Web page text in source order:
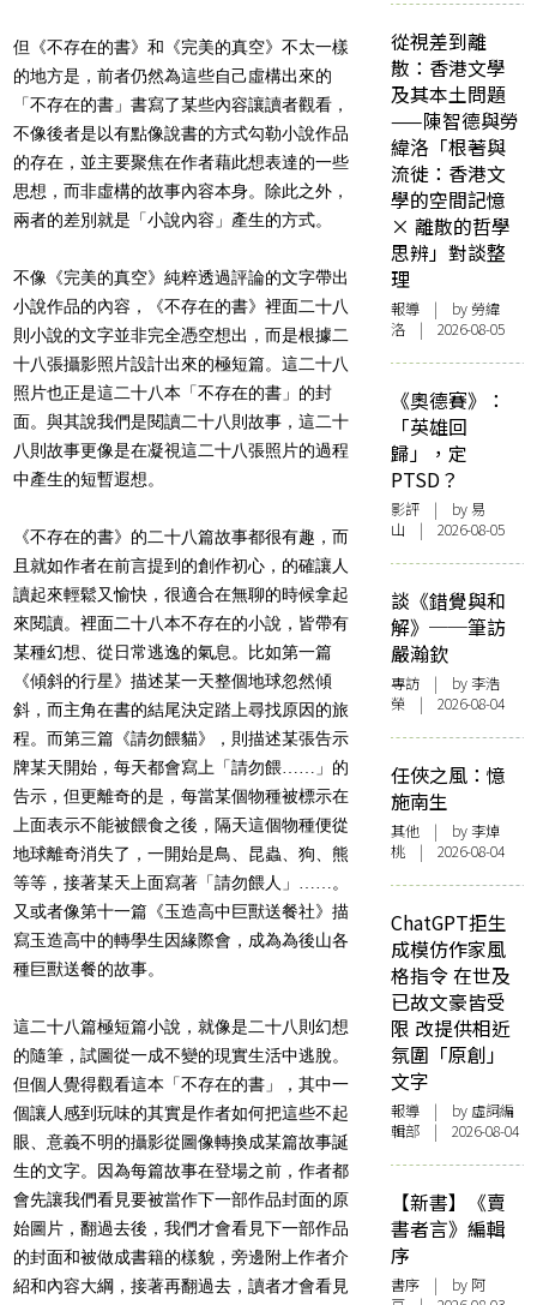
但《不存在的書》和《完美的真空》不太一樣
的地方是，前者仍然為這些自己虛構出來的
「不存在的書」書寫了某些內容讓讀者觀看，
不像後者是以有點像說書的方式勾勒小說作品
的存在，並主要聚焦在作者藉此想表達的一些
思想，而非虛構的故事內容本身。除此之外，
兩者的差別就是「小說內容」產生的方式。
不像《完美的真空》純粹透過評論的文字帶出
小說作品的內容，《不存在的書》裡面二十八
則小說的文字並非完全憑空想出，而是根據二
十八張攝影照片設計出來的極短篇。這二十八
照片也正是這二十八本「不存在的書」的封
面。與其說我們是閱讀二十八則故事，這二十
八則故事更像是在凝視這二十八張照片的過程
中產生的短暫遐想。
《不存在的書》的二十八篇故事都很有趣，而
且就如作者在前言提到的創作初心，的確讓人
讀起來輕鬆又愉快，很適合在無聊的時候拿起
來閱讀。裡面二十八本不存在的小說，皆帶有
某種幻想、從日常逃逸的氣息。比如第一篇
《傾斜的行星》描述某一天整個地球忽然傾
斜，而主角在書的結尾決定踏上尋找原因的旅
程。而第三篇《請勿餵貓》，則描述某張告示
牌某天開始，每天都會寫上「請勿餵……」的
告示，但更離奇的是，每當某個物種被標示在
上面表示不能被餵食之後，隔天這個物種便從
地球離奇消失了，一開始是鳥、昆蟲、狗、熊
等等，接著某天上面寫著「請勿餵人」……。
又或者像第十一篇《玉造高中巨獸送餐社》描
寫玉造高中的轉學生因緣際會，成為為後山各
種巨獸送餐的故事。
這二十八篇極短篇小說，就像是二十八則幻想
的隨筆，試圖從一成不變的現實生活中逃脫。
但個人覺得觀看這本「不存在的書」，其中一
個讓人感到玩味的其實是作者如何把這些不起
眼、意義不明的攝影從圖像轉換成某篇故事誕
生的文字。因為每篇故事在登場之前，作者都
會先讓我們看見要被當作下一部作品封面的原
始圖片，翻過去後，我們才會看見下一部作品
的封面和被做成書籍的樣貌，旁邊附上作者介
紹和內容大綱，接著再翻過去，讀者才會看見
從視差到離
散：香港文學
及其本土問題
——陳智德與勞
緯洛「根著與
流徙：香港文
學的空間記憶
× 離散的哲學
思辨」對談整
理
報導 | by 勞緯
洛 | 2026-08-05
《奧德賽》：
「英雄回
歸」，定
PTSD？
影評 | by 易
山 | 2026-08-05
談《錯覺與和
解》──筆訪
嚴瀚欽
專訪 | by 李浩
榮 | 2026-08-04
任俠之風：憶
施南生
其他 | by 李焯
桃 | 2026-08-04
ChatGPT拒生
成模仿作家風
格指令 在世及
已故文豪皆受
限 改提供相近
氛圍「原創」
文字
報導 | by 虛詞編
輯部 | 2026-08-04
【新書】《賣
書者言》編輯
序
書序 | by 阿